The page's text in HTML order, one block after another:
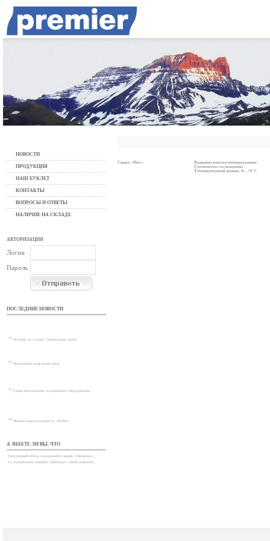
НОВОСТИ
ПРОДУКЦИЯ
НАШ БУКЛЕТ
КОНТАКТЫ
ВОПРОСЫ И ОТВЕТЫ
НАЛИЧИЕ НА СКЛАДЕ
АВТОРИЗАЦИЯ
Логин
Пароль
ПОСЛЕДНИЕ НОВОСТИ
Наличие на складе. Специальные цены!
Пополнение модельного ряда
Сроки изготовления холодильного оборудования
Новый воздухоохладитель «В/Prm»
А ЗНАЕТЕ ЛИ ВЫ, ЧТО
• внутренний объем холодильного шкафа «Премьер»...
• у холодильных шкафов «Премьер» самый широкий...
Серия «Нео»:
Витрины высокотемпературные
Статическое охлаждение
Температурный режим -6...+6 C